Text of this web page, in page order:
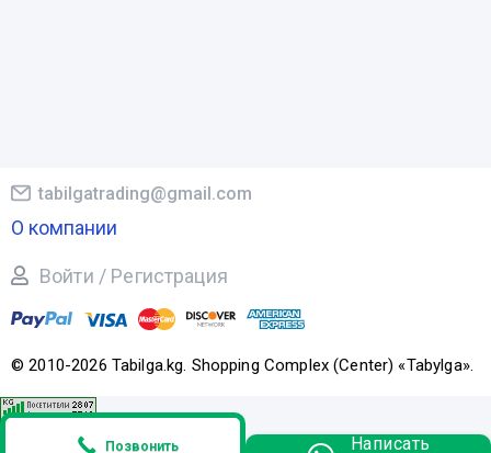
© 2010-2026 Tabilga.kg. Shopping Complex (Center) «Tabylga».
tabilgatrading@gmail.com
О компании
Войти / Регистрация
Написать
Позвонить